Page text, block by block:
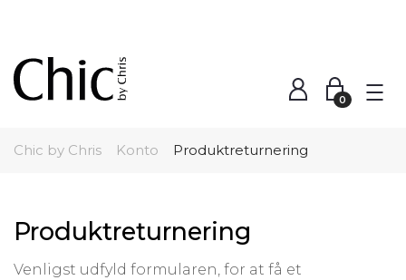
0
Chic by Chris Konto Produktreturnering
Produktreturnering
Venligst udfyld formularen, for at få et